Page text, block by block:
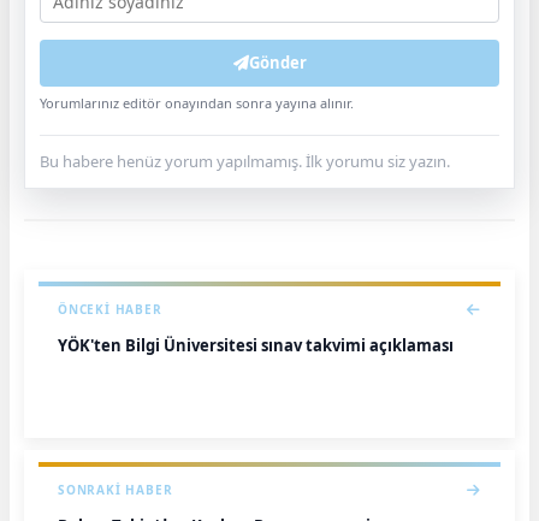
Gönder
Yorumlarınız editör onayından sonra yayına alınır.
Bu habere henüz yorum yapılmamış. İlk yorumu siz yazın.
ÖNCEKI HABER
YÖK'ten Bilgi Üniversitesi sınav takvimi açıklaması
SONRAKI HABER